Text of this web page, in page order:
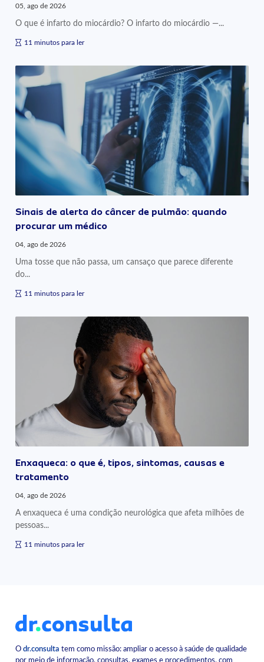
05, ago de 2026
O que é infarto do miocárdio? O infarto do miocárdio —...
11 minutos para ler
Sinais de alerta do câncer de pulmão: quando
procurar um médico
04, ago de 2026
Uma tosse que não passa, um cansaço que parece diferente
do...
11 minutos para ler
Enxaqueca: o que é, tipos, sintomas, causas e
tratamento
04, ago de 2026
A enxaqueca é uma condição neurológica que afeta milhões de
pessoas...
11 minutos para ler
Odr.consulta tem como missão: ampliar o acesso à saúde de qualidade
por meio de informação, consultas, exames e procedimentos, com